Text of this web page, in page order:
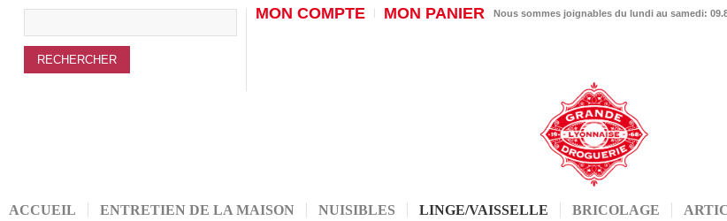
MON COMPTE MON PANIER Nous sommes joignables du lundi au samedi:
ACCUEIL ENTRETIEN DE LA MAISON NUISIBLES LINGE/VAISSELLE BRICOLAGE